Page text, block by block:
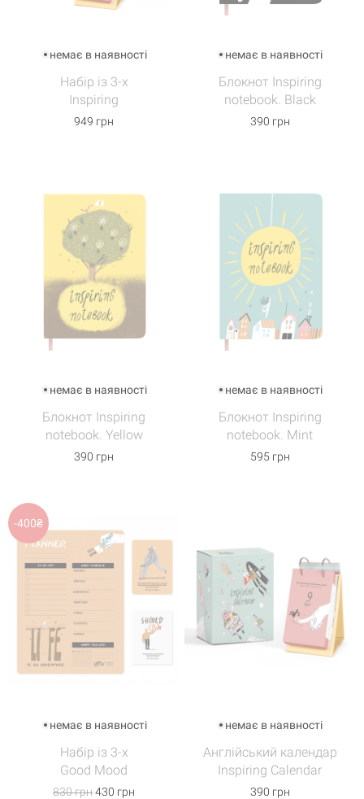
немає в наявності
Набір із 3-х
Inspiring
949 грн
немає в наявності
Блокнот Inspiring
notebook. Black
390 грн
немає в наявності
Блокнот Inspiring
notebook. Yellow
390 грн
немає в наявності
Блокнот Inspiring
notebook. Mint
595 грн
-400₴
немає в наявності
Набір із 3-х
Good Mood
830 грн430 грн
немає в наявності
Англійський календар
Inspiring Calendar
390 грн